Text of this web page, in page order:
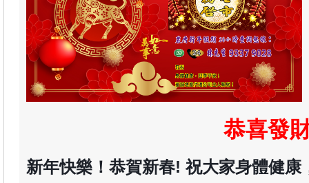
恭喜發
新年快樂！恭賀新春! 祝大家身體健